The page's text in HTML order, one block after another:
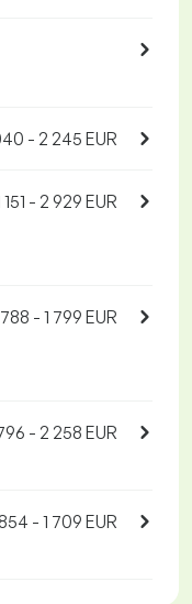
- 2 245 EUR
151 - 2 929 EUR
788 - 1 799 EUR
- 2 258 EUR
- 1 709 EUR